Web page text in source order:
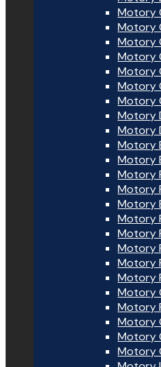
Motory
Motory
Motory
Motory
Motory
Motory
Motory
Motory
Motory
Motory
Motory
Motory
Motory
Motory
Motory
Motory
Motory
Motory
Motory
Motory
Motory
Motory
Motory
Motory